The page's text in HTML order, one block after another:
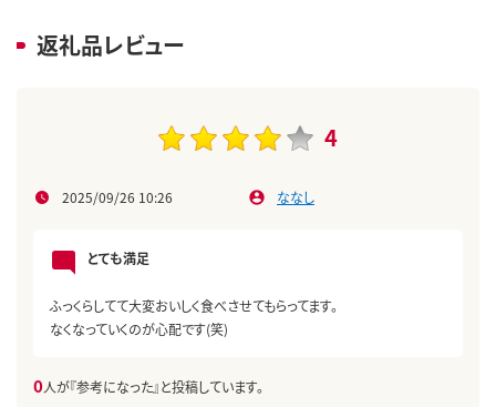
返礼品レビュー
4
2025/09/26 10:26 ななし
とても満足
ふっくらしてて大変おいしく食べさせてもらってます。
なくなっていくのが心配です(笑)
0人が『参考になった』と投稿しています。